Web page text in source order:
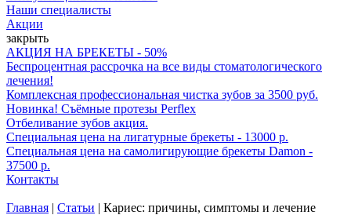
Наши специалисты
Акции
закрыть
АКЦИЯ НА БРЕКЕТЫ - 50%
Беспроцентная рассрочка на все виды стоматологического
лечения!
Комплексная профессиональная чистка зубов за 3500 руб.
Новинка! Съёмные протезы Perflex
Отбеливание зубов акция.
Специальная цена на лигатурные брекеты - 13000 р.
Специальная цена на самолигирующие брекеты Damon -
37500 р.
Контакты
Главная | Статьи | Кариес: причины, симптомы и лечение